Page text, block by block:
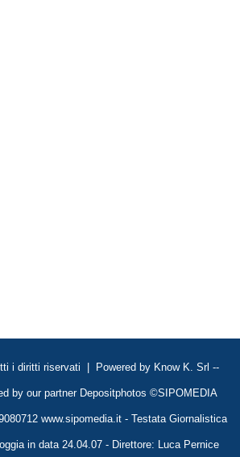
i diritti riservati | Powered by Know K. Srl --
by our partner Depositphotos ©SIPOMEDIA
www.sipomedia.it - Testata Giornalistica
in data 24.04.07 - Direttore: Luca Pernice